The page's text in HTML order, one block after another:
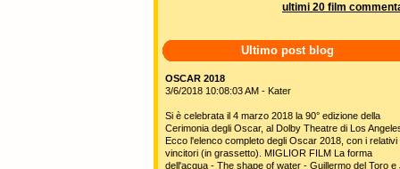
ultimi 20 film
Ultimo post blog
OSCAR 2018
3/6/2018 10:08:03 AM - Kater
Si è celebrata il 4 marzo 2018 la 90° edizione della
Cerimonia degli Oscar, al Dolby Theatre di Los
Ecco l'elenco completo degli Oscar 2018, con i relativi
vincitori (in grassetto). MIGLIOR FILM La forma
dell'acqua - The shape of water - Guillermo del Toro e